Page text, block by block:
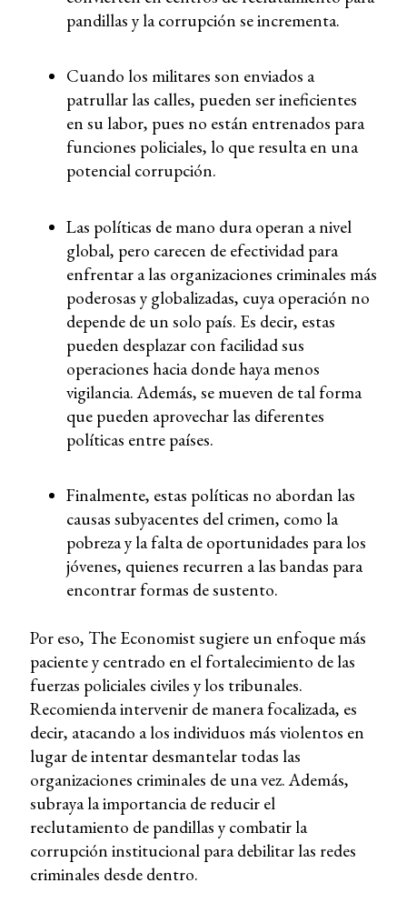
pandillas y la corrupción se incrementa.
Cuando los militares son enviados a
patrullar las calles, pueden ser ineficientes
en su labor, pues no están entrenados para
funciones policiales, lo que resulta en una
potencial corrupción.
Las políticas de mano dura operan a nivel
global, pero carecen de efectividad para
enfrentar a las organizaciones criminales más
poderosas y globalizadas, cuya operación no
depende de un solo país. Es decir, estas
pueden desplazar con facilidad sus
operaciones hacia donde haya menos
vigilancia. Además, se mueven de tal forma
que pueden aprovechar las diferentes
políticas entre países.
Finalmente, estas políticas no abordan las
causas subyacentes del crimen, como la
pobreza y la falta de oportunidades para los
jóvenes, quienes recurren a las bandas para
encontrar formas de sustento.
Por eso, The Economist sugiere un enfoque más
paciente y centrado en el fortalecimiento de las
fuerzas policiales civiles y los tribunales.
Recomienda intervenir de manera focalizada, es
decir, atacando a los individuos más violentos en
lugar de intentar desmantelar todas las
organizaciones criminales de una vez. Además,
subraya la importancia de reducir el
reclutamiento de pandillas y combatir la
corrupción institucional para debilitar las redes
criminales desde dentro.